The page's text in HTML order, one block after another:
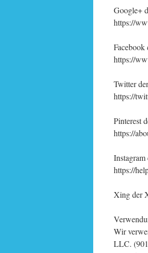
Google+
https://
https://
Twitter
https://
Pinterest
https://
https://
Xing der
Wir
LLC.